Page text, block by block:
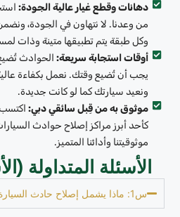
دهانات وقطع غيار عالية الجودة:
من وعدنا. لا نتهاون في الجودة،
وكل طبقة يتم تطبيقها متينة وذات
أوقات استجابة سريعة:الحوادث
يجب أن تُضيع وقتك. نعمل بكفاءة
ونعيد سيارتك كما لو كانت جديدة.
موثوق به من قِبل سائقي دبي:اكتسب
كأحد أبرز مراكز إصلاح حوادث
موثوقيتنا وأدائنا المتميز.
الأسئلة المتداولة
س1: ماذا يشمل إصلاح حادث السيارة الكامل؟